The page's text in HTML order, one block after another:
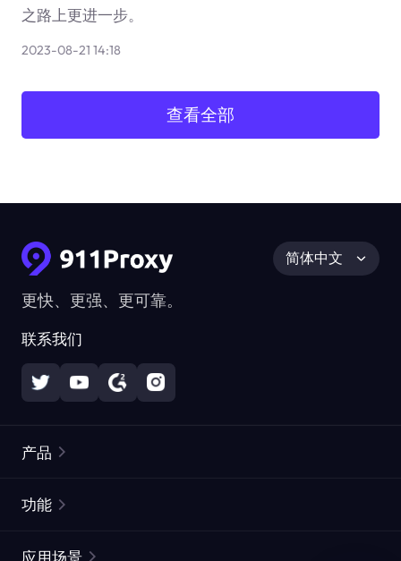
之路上更进一步。
2023-08-21 14:18
查看全部
更快、更强、更可靠。
联系我们
简体中文
产品
静态住宅代理
功能
应用场景